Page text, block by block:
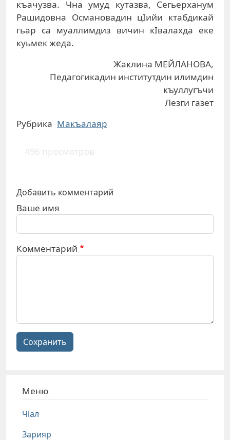
къачузва. Чна умуд кутазва, Сегьерханум
Рашидовна Османовадин цIийи ктабдикай
гьар са муаллимдиз вичин кIвалахда еке
куьмек жеда.
Жаклина МЕЙЛАНОВА,
Педагогикадин институтдин илимдин
къуллугъчи
Лезги газет
Рубрика Макъалаяр
496 просмотров
Добавить комментарий
Ваше имя
Комментарий
Сохранить
Меню
Чlал
Зарияр